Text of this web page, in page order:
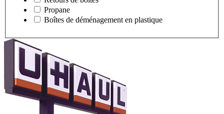
Propane
Boîtes de déménagement en plastique